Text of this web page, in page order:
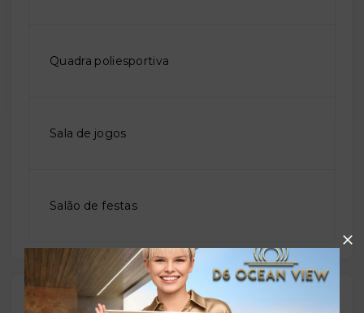
Quadra poliesportiva
Sala de jogos
Salão de festas
Outras Informações